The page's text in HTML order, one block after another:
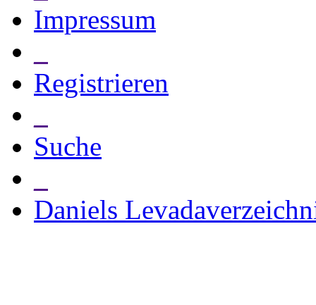
Impressum
Registrieren
Suche
Daniels